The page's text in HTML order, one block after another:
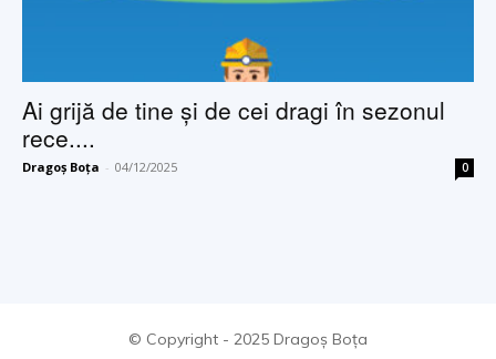
Ai grijă de tine și de cei dragi în sezonul
rece....
Dragoș Boța - 04/12/2025 0
© Copyright - 2025 Dragoș Boța